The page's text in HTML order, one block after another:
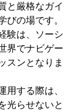
と厳格なガイ
びの場です。
験は、ソーシ
界でナビゲー
スンとなりま
用する際は、
光らせないと